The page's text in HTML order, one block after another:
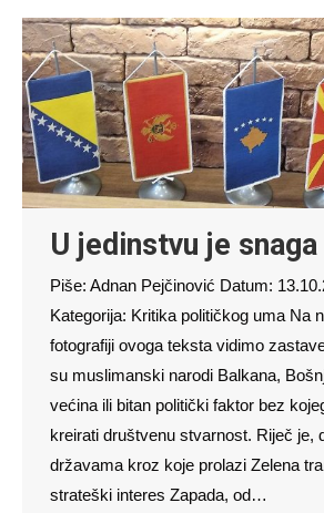
U jedinstvu je snaga
Piše: Adnan Pejčinović Datum:
Kategorija: Kritika političkog uma Na
fotografiji ovoga teksta vidimo
su muslimanski narodi Balkana,
većina ili bitan politički faktor bez
kreirati društvenu stvarnost. Riječ je,
državama kroz koje prolazi Zelena
strateški interes Zapada, od…